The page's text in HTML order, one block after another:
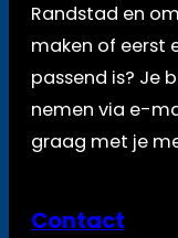
Randstad en
maken of eerst
passend is? Je
nemen via e-
graag met je
Contact